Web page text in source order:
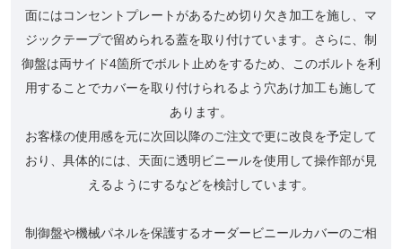
面にはコンセントプレートがあるため切り欠き加工を施し、マ
ジックテープで留められる蓋を取り付けています。さらに、制
御盤は両サイド4箇所でボルト止めをするため、このボルトを利
用することでカバーを取り付けられるよう穴あけ加工も施して
あります。
お客様の使用感を元に次回以降のご注文で更に改良を予定して
おり、具体的には、天面に透明ビニールを使用して操作部が見
えるようにするなどを検討しています。
制御盤や機械パネルを保護するオーダービニールカバーのご相